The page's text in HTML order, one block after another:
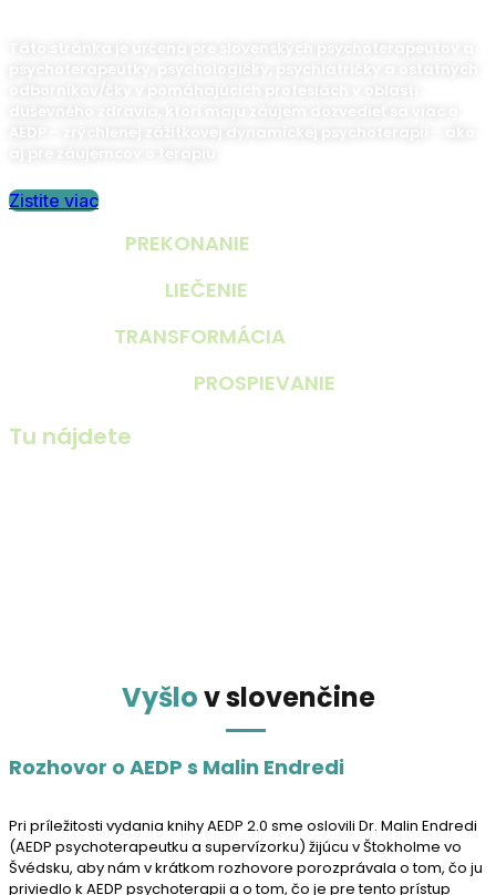
Táto stránka je určená pre slovenských psychoterapeutov a
psychoterapeutky, psychologičky, psychiatričky a ostatných
odborníkov/čky v pomáhajúcich profesiách v oblasti
duševného zdravia, ktorí majú záujem dozvedieť sa viac o
AEDP – zrýchlenej zážitkovej dynamickej psychoterapii – ako
aj pre záujemcov o terapiu.
Zistite viac
PREKONANIE
LIEČENIE
TRANSFORMÁCIA
PROSPIEVANIE
Tu nájdete
Vyšlovslovenčine
Rozhovor o AEDP s Malin Endredi
Pri príležitosti vydania knihy AEDP 2.0 sme oslovili Dr. Malin Endredi
(AEDP psychoterapeutku a supervízorku) žijúcu v Štokholme vo
Švédsku, aby nám v krátkom rozhovore porozprávala o tom, čo ju
priviedlo k AEDP psychoterapii a o tom, čo je pre tento prístup